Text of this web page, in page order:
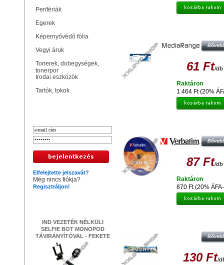
Perifériák
Egerek
Képernyővédő fólia
Vegyi áruk
Tonerek, dobegységek,
tonerpor
Irodai eszközök
Tartók, tokok
Elfelejtette jelszavát?
Még nincs fiókja?
Regisztráljon!
IND VEZETÉK NÉLKÜLI
SELFIE BOT MONOPOD
TÁVIRÁNYÍTÓVAL - FEKETE
61 Ft/db
1 464 Ft (20%
Raktáron
87 Ft/db
870 Ft (20%
Raktáron
130 Ft/